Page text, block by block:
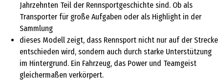
Jahrzehnten Teil der Rennsportgeschichte sind. Ob als
Transporter für große Aufgaben oder als Highlight in der
Sammlung
dieses Modell zeigt, dass Rennsport nicht nur auf der Strecke
entschieden wird, sondern auch durch starke Unterstützung
im Hintergrund. Ein Fahrzeug, das Power und Teamgeist
gleichermaßen verkörpert.